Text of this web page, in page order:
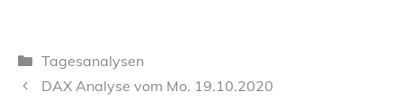
Kategorien
Tagesanalysen
DAX Analyse vom Mo. 19.10.2020